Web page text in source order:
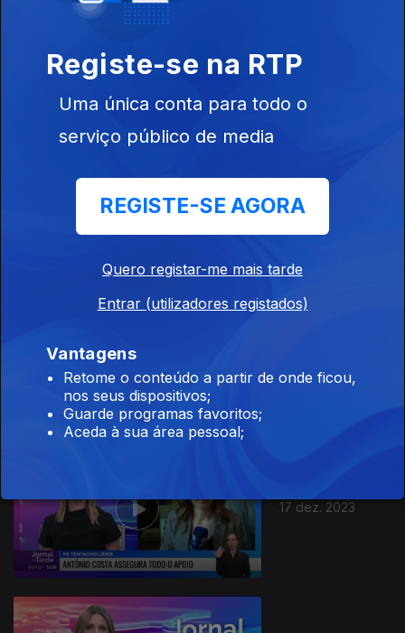
17 dez. 2023
Registe-se na RTP
Uma única conta para todo o
serviço público de media
REGISTE-SE AGORA
Quero registar-me mais tarde
Entrar (utilizadores registados)
Vantagens
Retome o conteúdo a partir de onde ficou,
nos seus dispositivos;
Guarde programas favoritos;
Aceda à sua área pessoal;